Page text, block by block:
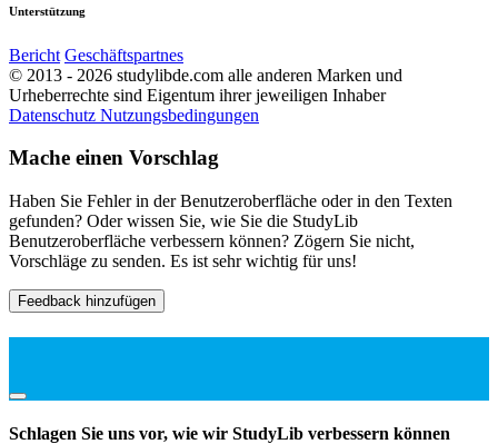
Unterstützung
Bericht Geschäftspartnes
© 2013 - 2026 studylibde.com alle anderen Marken und
Urheberrechte sind Eigentum ihrer jeweiligen Inhaber
Datenschutz Nutzungsbedingungen
Mache einen Vorschlag
Haben Sie Fehler in der Benutzeroberfläche oder in den Texten
gefunden? Oder wissen Sie, wie Sie die StudyLib
Benutzeroberfläche verbessern können? Zögern Sie nicht,
Vorschläge zu senden. Es ist sehr wichtig für uns!
Feedback hinzufügen
Schlagen Sie uns vor, wie wir StudyLib verbessern können